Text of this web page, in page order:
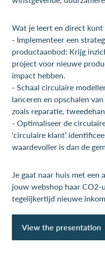
Wat je leert en direct kunt
- Implementeer een
productaanbod: Krijg
project voor nieuwe
impact hebben.
- Schaal circulaire
lanceren en opschalen
zoals reparatie,
- Optimaliseer de
‘circulaire klant’
waardevoller is dan de
Je gaat naar huis met
jouw webshop haar
tegelijkertijd nieuwe
View the presentation